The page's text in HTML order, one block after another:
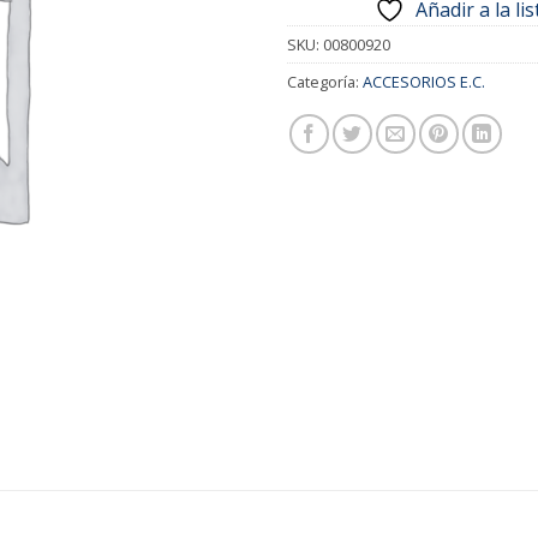
Añadir a la
SKU: 00800920
Categoría: ACCESORIOS E.C.